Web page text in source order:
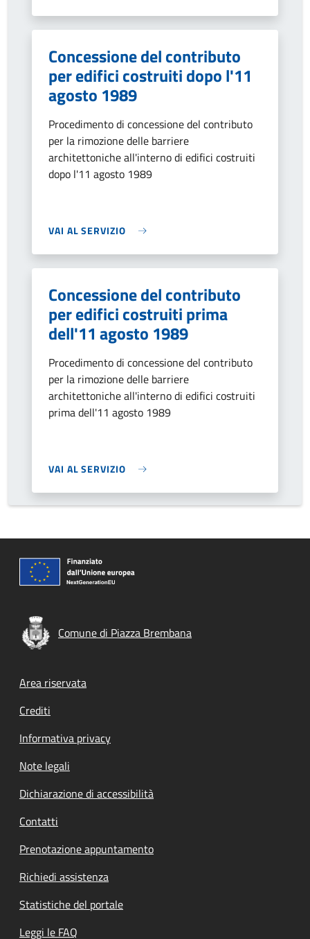
Concessione del contributo
per edifici costruiti dopo l'11
agosto 1989
Procedimento di concessione del contributo
per la rimozione delle barriere
architettoniche all'interno di edifici costruiti
dopo l'11 agosto 1989
VAI AL SERVIZIO
Concessione del contributo
per edifici costruiti prima
dell'11 agosto 1989
Procedimento di concessione del contributo
per la rimozione delle barriere
architettoniche all'interno di edifici costruiti
prima dell'11 agosto 1989
VAI AL SERVIZIO
Comune di Piazza Brembana
Footer menu
Area riservata
Crediti
Informativa privacy
Note legali
Dichiarazione di accessibilità
Contatti
Prenotazione appuntamento
Richiedi assistenza
Statistiche del portale
Leggi le FAQ